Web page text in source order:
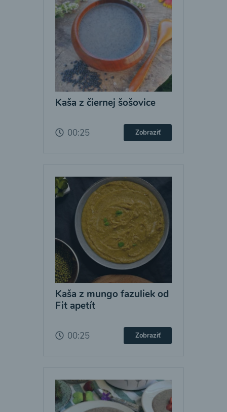
Kaša z čiernej šošovice
00:25 Zobraziť
Kaša z mungo fazuliek od
Fit apetít
00:25 Zobraziť